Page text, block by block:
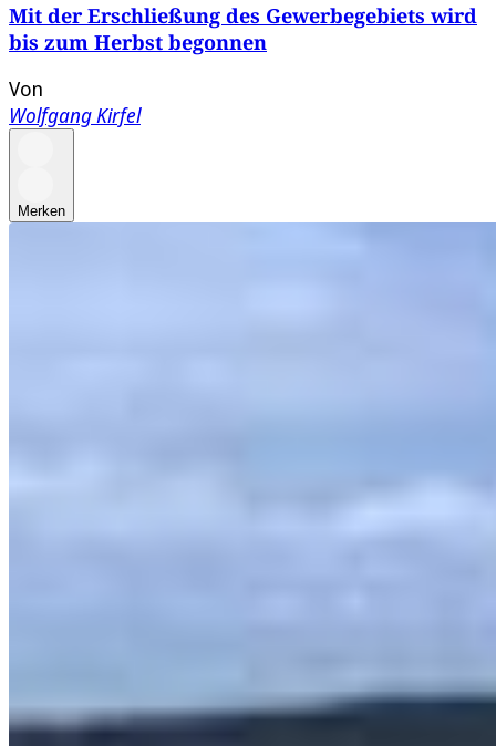
Mit der Erschließung des Gewerbegebiets wird
bis zum Herbst begonnen
Von
Wolfgang Kirfel
Merken